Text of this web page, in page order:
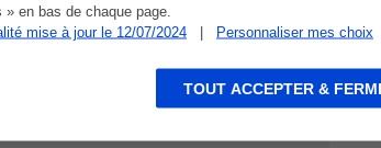
en bas de chaque page.
mise à jour le 12/07/2024
| Personnaliser mes choix
TOUT ACCEPTER &